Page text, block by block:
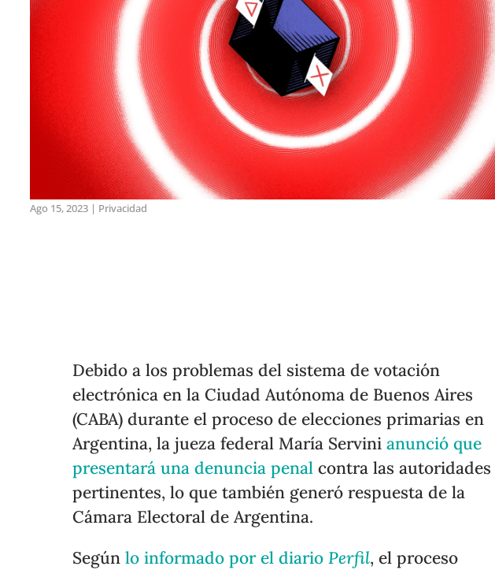
Ago 15, 2023 | Privacidad
Debido a los problemas del sistema de votación
electrónica en la Ciudad Autónoma de Buenos Aires
(CABA) durante el proceso de elecciones primarias en
Argentina, la jueza federal María Servinianunció que
presentará una denuncia penal contra las autoridades
pertinentes, lo que también generó respuesta de la
Cámara Electoral de Argentina.
Segúnlo informado por el diarioPerfil, el proceso